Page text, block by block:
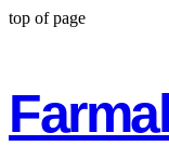
top of page